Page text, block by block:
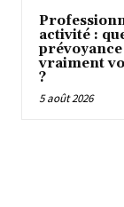
activité :
vraiment
?
5 août 2026